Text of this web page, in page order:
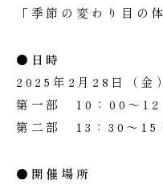
「季節の変わり目の
●日時
2025年2月28日（金）
第一部 10：00～12
第二部 13：30～15
●開催場所